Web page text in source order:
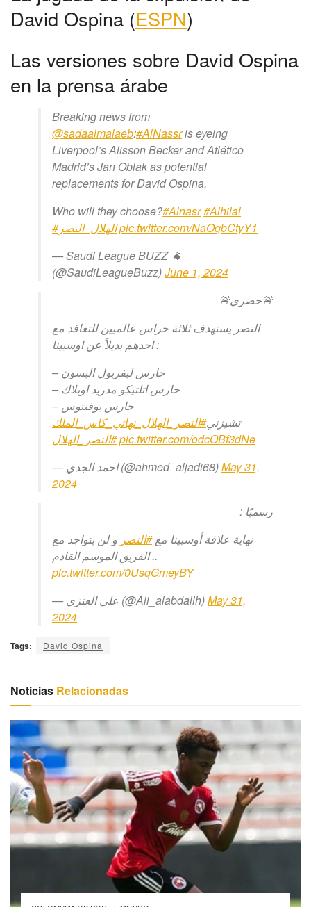
David Ospina (ESPN)
Las versiones sobre David Ospina
en la prensa árabe
Breaking news from
@sadaalmalaeb:#AlNassris eyeing
Liverpool’s Alisson Becker and Atlético
Madrid’s Jan Oblak as potential
replacements for David Ospina.
Who will they choose?#Alnasr#Alhilal
#الهلال_النصرpic.twitter.com/NaOqbCtyY1
— Saudi League BUZZ 🐐
(@SaudiLeagueBuzz)June 1, 2024
🚨حصري🚨
النصر يستهدف ثلاثة حراس عالميين للتعاقد مع
احدهم بديلاً عن اوسبينا :
– حارس ليفربول اليسون
– حارس اتلتيكو مدريد اوبلاك
– حارس يوفنتوس
تشيزني#النصر_الهلال_نهائي_كاس_الملك
#النصر_الهلالpic.twitter.com/odcOBf3dNe
— احمد الجدي (@ahmed_aljadi68)May 31,
2024
رسميًا :
نهاية علاقة أوسبينا مع#النصر و لن يتواجد مع
الفريق الموسم القادم ..
pic.twitter.com/0UsqGmeyBY
— علي العنزي (@Ali_alabdallh)May 31,
2024
Tags: David Ospina
Noticias Relacionadas